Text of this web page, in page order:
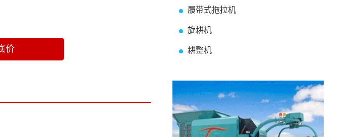
价
履带式拖拉机
旋耕机
耕整机